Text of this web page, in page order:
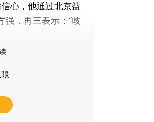
心，他通过北京益
强，再三表示：“歧